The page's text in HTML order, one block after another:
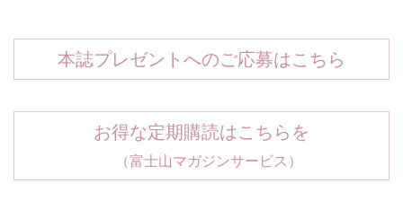
本誌プレゼントへのご応募はこちら
お得な定期購読はこちらを
（富士山マガジンサービス）